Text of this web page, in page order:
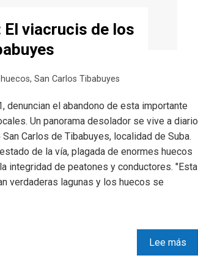
viacrucis de los
huecos, San Carlos Tibabuyes
denuncian el abandono de esta importante
Un panorama desolador se vive a diario
Carlos de Tibabuyes, localidad de Suba.
de la vía, plagada de enormes huecos
integridad de peatones y conductores. "Esta
verdaderas lagunas y los huecos se
Lee más